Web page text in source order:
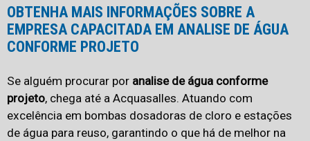
OBTENHA MAIS INFORMAÇÕES SOBRE A
EMPRESA CAPACITADA EM ANALISE DE ÁGUA
CONFORME PROJETO
Se alguém procurar por analise de água conforme
projeto, chega até a Acquasalles. Atuando com
excelência em bombas dosadoras de cloro e estações
de água para reuso, garantindo o que há de melhor na